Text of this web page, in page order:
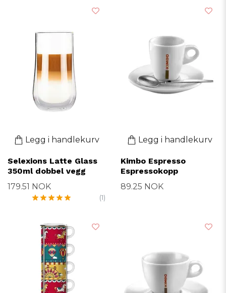
Legg i handlekurv
Selexions Latte Glass
350ml dobbel vegg
179.51 NOK
(1)
Legg i handlekurv
Kimbo Espresso
Espressokopp
89.25 NOK